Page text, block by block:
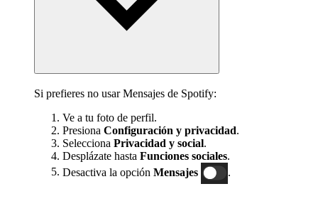
Si prefieres no usar Mensajes de Spotify:
Ve a tu foto de perfil.
Presiona Configuración y privacidad.
Selecciona Privacidad y social.
Desplázate hasta Funciones sociales.
Desactiva la opción Mensajes